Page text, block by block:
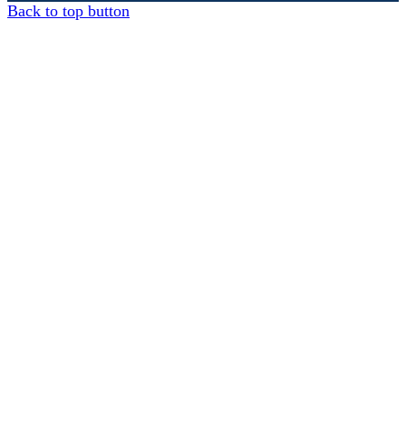
Back to top button